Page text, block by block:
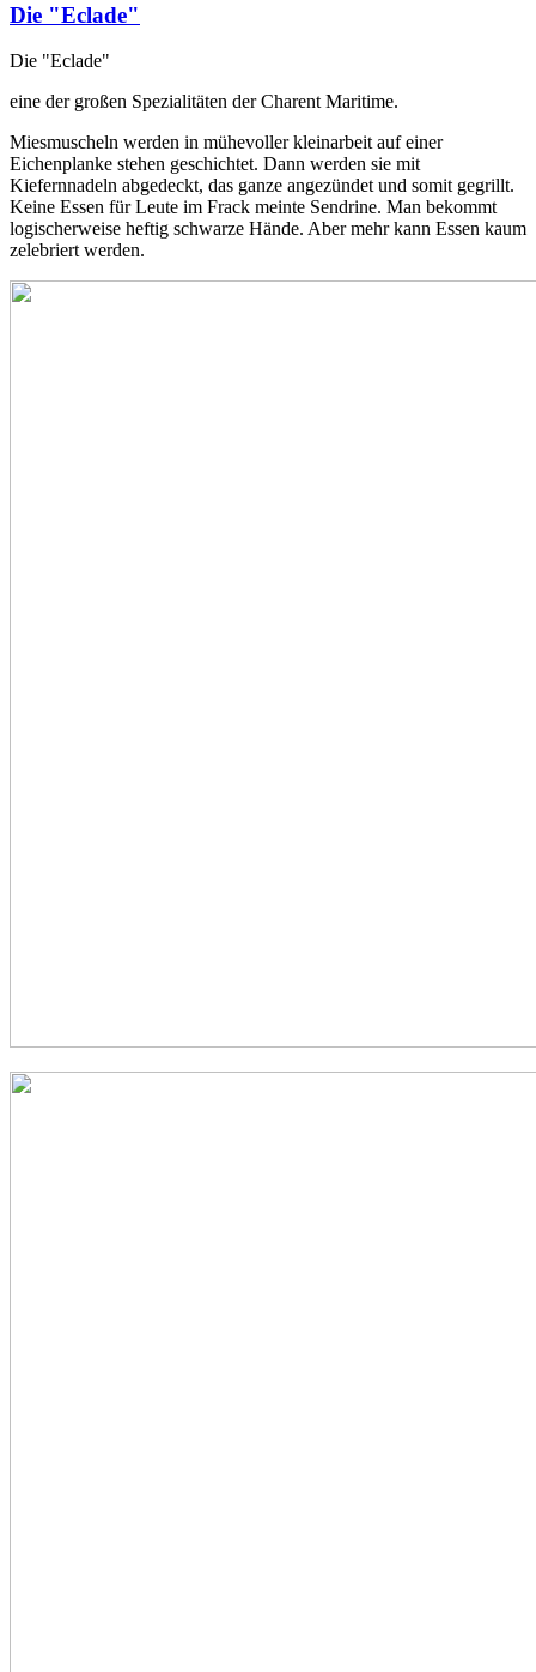
Die "Eclade"
Die "Eclade"
eine der großen Spezialitäten der Charent Maritime.
Miesmuscheln werden in mühevoller kleinarbeit auf einer
Eichenplanke stehen geschichtet. Dann werden sie mit
Kiefernnadeln abgedeckt, das ganze angezündet und somit gegrillt.
Keine Essen für Leute im Frack meinte Sendrine. Man bekommt
logischerweise heftig schwarze Hände. Aber mehr kann Essen kaum
zelebriert werden.